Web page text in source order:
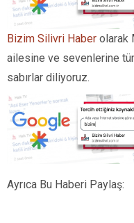
Bizim Silivri Haber olarak
ailesine ve sevenlerine
sabırlar diliyoruz.
Ayrıca Bu Haberi Paylaş: